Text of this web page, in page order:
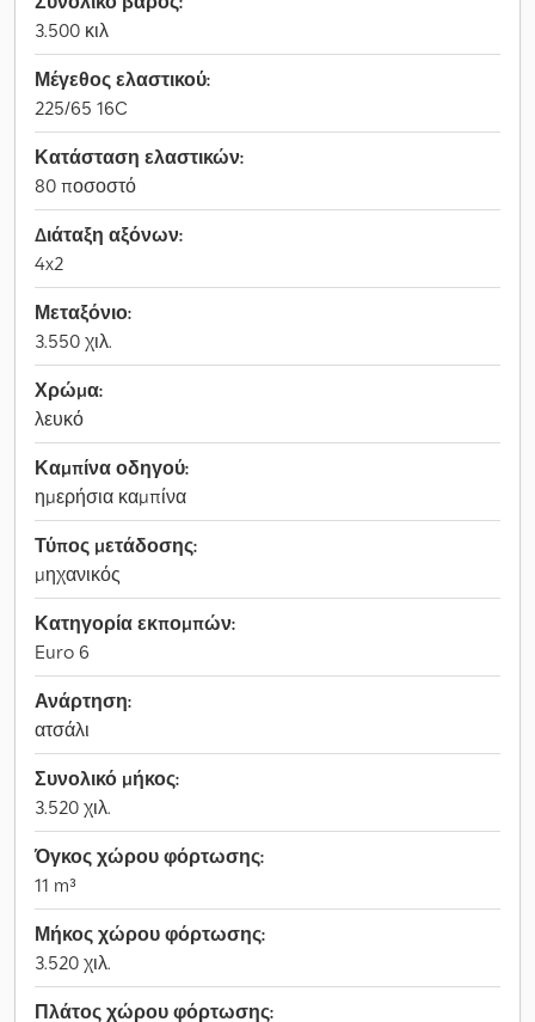
3.500 κιλ
Μέγεθος ελαστικού:
225/65 16C
Κατάσταση ελαστικών:
80 ποσοστό
Διάταξη αξόνων:
4x2
Μεταξόνιο:
3.550 χιλ.
Χρώμα:
λευκό
Καμπίνα οδηγού:
ημερήσια καμπίνα
Τύπος μετάδοσης:
μηχανικός
Κατηγορία εκπομπών:
Euro 6
Ανάρτηση:
ατσάλι
Συνολικό μήκος:
3.520 χιλ.
Όγκος χώρου φόρτωσης:
11 m³
Μήκος χώρου φόρτωσης:
3.520 χιλ.
Πλάτος χώρου φόρτωσης: